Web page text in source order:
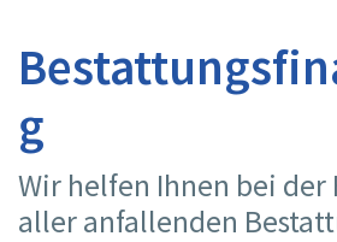
g
Wir helfen Ihnen bei der
aller anfallenden